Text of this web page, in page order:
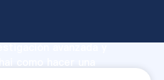
avanzada y